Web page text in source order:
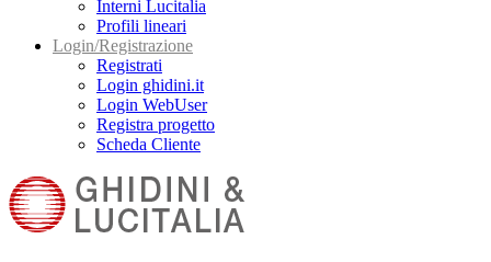
Interni Lucitalia
Profili lineari
Login/Registrazione
Registrati
Login ghidini.it
Login WebUser
Registra progetto
Scheda Cliente